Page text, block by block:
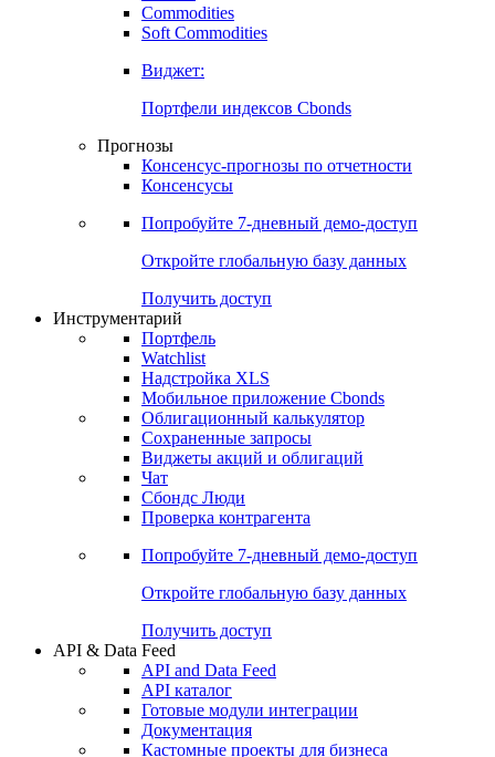
Commodities
Золото
Бензин
Soft Commodities
Виджет:
Портфели индексов Cbonds
Прогнозы
Консенсусы
Попробуйте7-дневный
Откройте глобальную базу данных
Получить доступ
Инструментарий
Портфель
Watchlist
Надстройка XLS
Мобильное приложение Cbonds
Облигационный калькулятор
Сохраненные запросы
Чат
Проверка контрагента
Попробуйте7-дневный
Откройте глобальную базу данных
Получить доступ
API & Data Feed
API and Data Feed